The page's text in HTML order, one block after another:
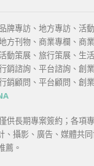
牌專訪、地方專訪、活
方刊物、商業專欄、商
動策展、旅行策展、生
銷諮詢、平台諮詢、創
銷顧問、平台顧問、創
供長期專案簽約；各項
、攝影、廣告、媒體共
薦。